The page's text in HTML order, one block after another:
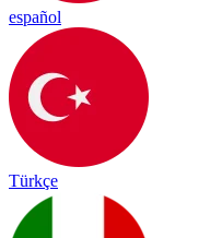
español
Türkçe